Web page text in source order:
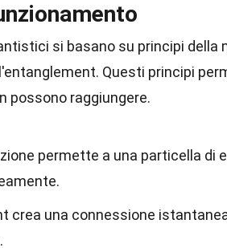
si basano su principi
Questi principi
possono raggiungere.
permette a una particella di
crea una connessione